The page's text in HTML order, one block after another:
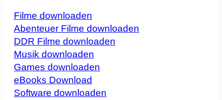
Filme downloaden
Abenteuer Filme downloaden
DDR Filme downloaden
Musik downloaden
Games downloaden
eBooks Download
Software downloaden